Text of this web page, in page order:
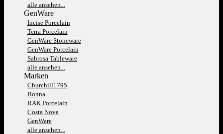
alle ansehen...
GenWare
Incise Porcelain
Terra Porcelain
GenWare Stoneware
GenWare Porcelain
Sabrosa Tableware
alle ansehen...
Marken
Churchill1795
Bonna
RAK Porcelain
Costa Nova
GenWare
alle ansehen...